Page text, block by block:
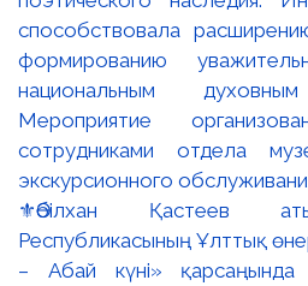
⚜️Әбілхан Қастеев
Республикасының Ұлттық
– Абай күні» қарсаңында